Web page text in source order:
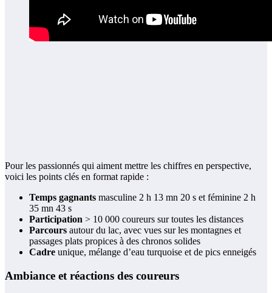
Pour les passionnés qui aiment mettre les chiffres en perspective,
voici les points clés en format rapide :
Temps gagnants masculine 2 h 13 mn 20 s et féminine 2 h
35 mn 43 s
Participation > 10 000 coureurs sur toutes les distances
Parcours autour du lac, avec vues sur les montagnes et
passages plats propices à des chronos solides
Cadre unique, mélange d’eau turquoise et de pics enneigés
Ambiance et réactions des coureurs